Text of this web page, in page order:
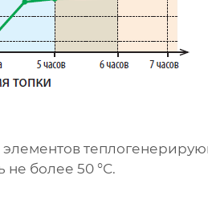
элементов
более 50 °С.